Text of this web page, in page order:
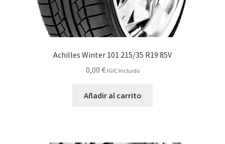
Achilles Winter 101 215/35 R19 85V
0,00 € IGIC Incluido
Añadir al carrito